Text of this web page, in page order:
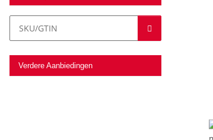
Verdere Aanbiedingen